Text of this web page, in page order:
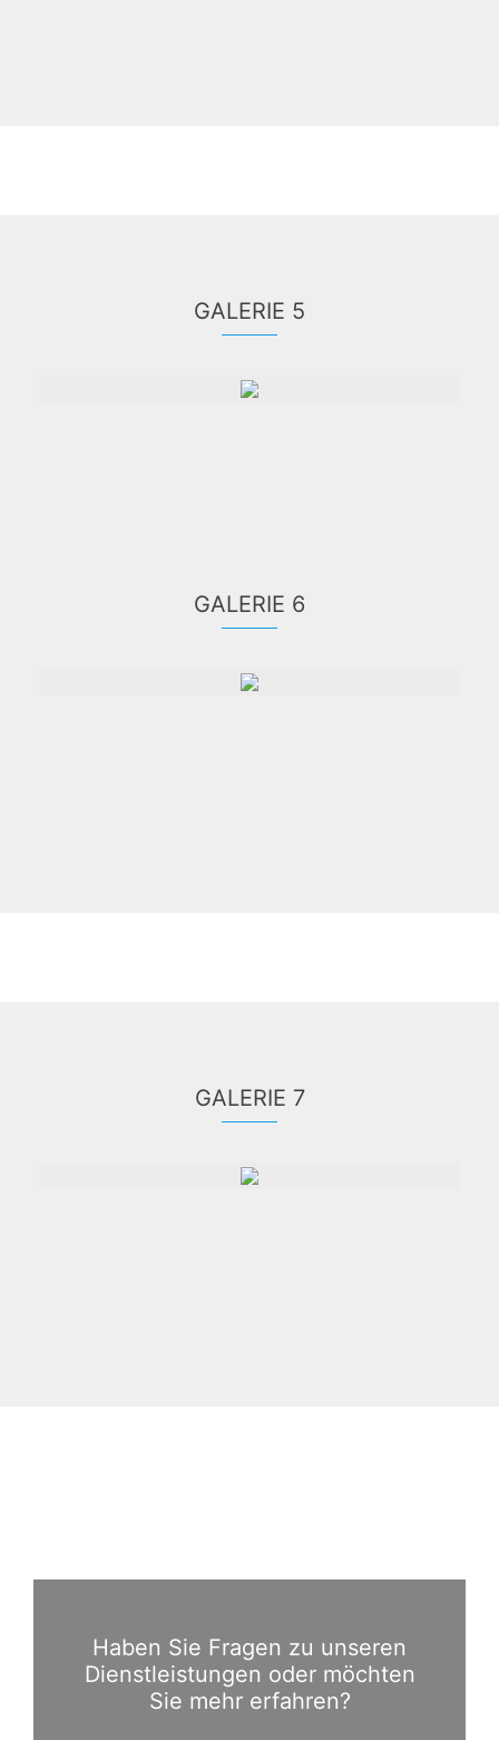
GALERIE 5
GALERIE 6
GALERIE 7
Haben Sie Fragen zu unseren
Dienstleistungen oder möchten
Sie mehr erfahren?